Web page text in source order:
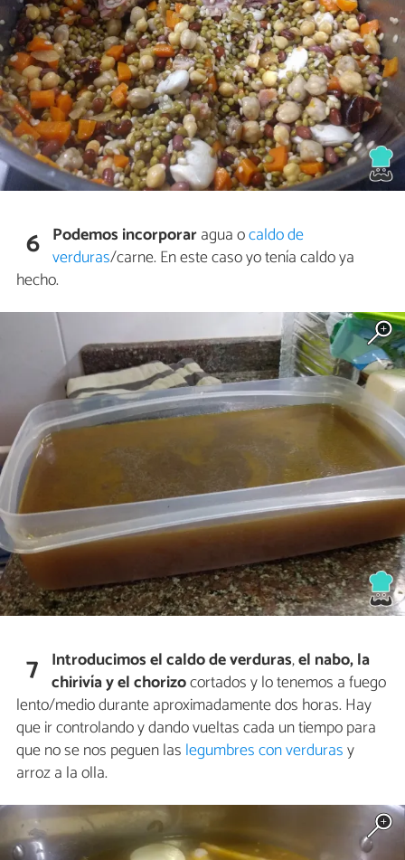
6 Podemos incorporaragua ocaldo de
verduras/carne. En este caso yo tenía caldo ya
hecho.
7 Introducimos elcaldo de verduras,el nabo, la
chirivía y el chorizocortados y lo tenemos a fuego
lento/medio durante aproximadamente dos horas. Hay
que ir controlando y dando vueltas cada un tiempo para
que no se nos peguen las legumbres con verdurasy
arroz a la olla.